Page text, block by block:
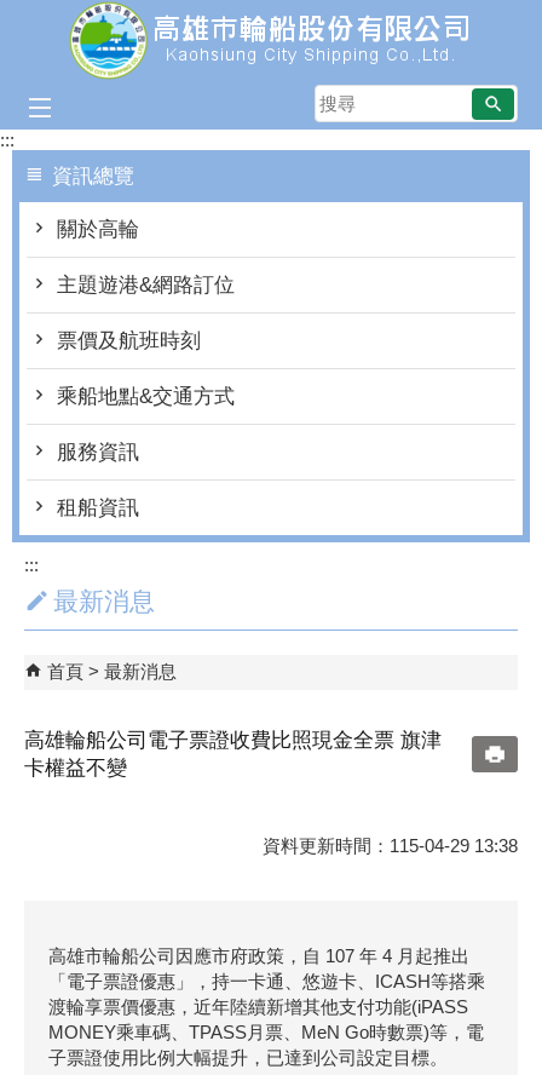
跳到主要內容區塊
搜
尋
:::
資訊總覽
關於高輪
主題遊港&網路訂位
票價及航班時刻
乘船地點&交通方式
服務資訊
租船資訊
:::
最新消息
首頁 最新消息
高雄輪船公司電子票證收費比照現金全票 旗津
卡權益不變
資料更新時間：115-04-29 13:38
高雄市輪船公司因應市府政策，自 107 年 4 月起推出
「電子票證優惠」，持一卡通、悠遊卡、ICASH等搭乘
渡輪享票價優惠，近年陸續新增其他支付功能(iPASS
MONEY乘車碼、TPASS月票、MeN Go時數票)等，電
子票證使用比例大幅提升，已達到公司設定目標。